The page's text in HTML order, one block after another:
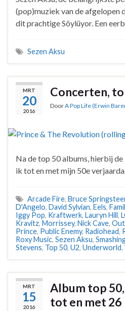
(pop)muziek van de afgelopen
dit prachtige Söylüyor. Een
Sezen Aksu
MRT
20
2016
Concerten,
DoorA Pop Life (Erwin
Na de top 50 albums, hierbij
ik tot en met mijn 50e
Arcade Fire, Bruce
D'Angelo, David Sylvian, Eels,
Iggy Pop, Kraftwerk, Lauryn Hill,
Kravitz, Morrissey, Nick Cave,
Prince, Public Enemy, Radiohead,
Roxy Music, Sezen Aksu,
Stevens, Top 50, U2, Underworld,
MRT
15
2016
Album top
tot en met 26